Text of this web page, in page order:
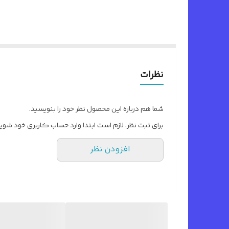
نظرات
شما هم درباره این محصول نظر خود را بنویسید.
برای ثبت نظر، لازم است ابتدا وارد حساب کاربری خود
افزودن نظر